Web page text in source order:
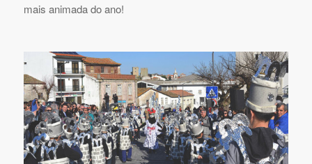
mais animada do ano!